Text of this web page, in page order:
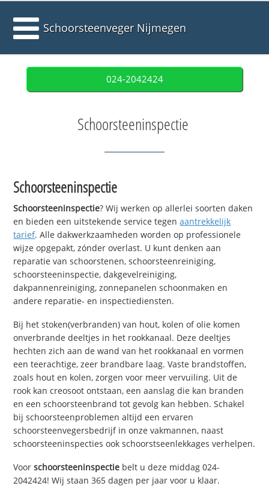
Schoorsteenveger Nijmegen
024-2042424
Schoorsteeninspectie
Schoorsteeninspectie
Schoorsteeninspectie? Wij werken op allerlei soorten daken
en bieden een uitstekende service tegenaantrekkelijk
tarief. Alle dakwerkzaamheden worden op professionele
wijze opgepakt, zónder overlast. U kunt denken aan
reparatie van schoorstenen, schoorsteenreiniging,
schoorsteeninspectie, dakgevelreiniging,
dakpannenreiniging, zonnepanelen schoonmaken en
andere reparatie- en inspectiediensten.
Bij het stoken(verbranden) van hout, kolen of olie komen
onverbrande deeltjes in het rookkanaal. Deze deeltjes
hechten zich aan de wand van het rookkanaal en vormen
een teerachtige, zeer brandbare laag. Vaste brandstoffen,
zoals hout en kolen, zorgen voor meer vervuiling. Uit de
rook kan creosoot ontstaan, een aanslag die kan branden
en een schoorsteenbrand tot gevolg kan hebben. Schakel
bij schoorsteenproblemen altijd een ervaren
schoorsteenvegersbedrijf in onze vakmannen, naast
schoorsteeninspecties ook schoorstseenlekkages verhelpen.
Voorschoorsteeninspectie belt u deze middag 024-
2042424! Wij staan 365 dagen per jaar voor u klaar.